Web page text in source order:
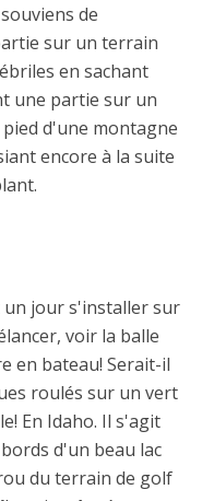
de
sur un terrain
en sachant
une partie sur un
d'une montagne
encore à la suite
jour s'installer sur
voir la balle
en bateau! Serait-il
roulés sur un vert
En Idaho. Il s'agit
d'un beau lac
du terrain de golf